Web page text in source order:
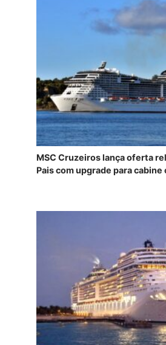
MSC Cruzeiros lança oferta
Pais com upgrade para cabine